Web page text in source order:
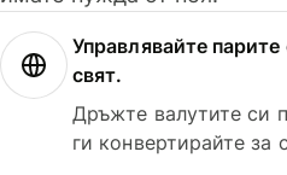
Управлявайте
свят.
Дръжте валутите си
ги конвертирайте за